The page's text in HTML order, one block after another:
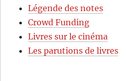
Légende des notes
Crowd Funding
Livres sur le cinéma
Les parutions de livres